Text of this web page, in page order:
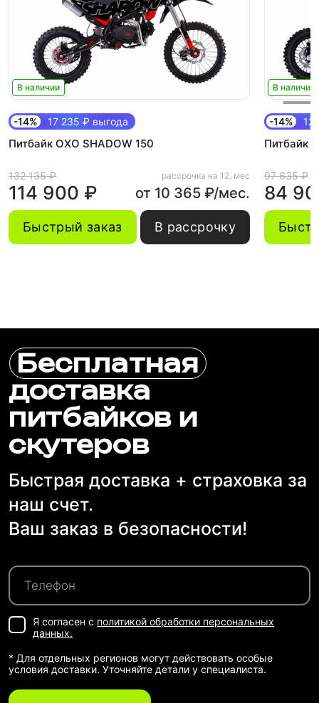
В наличии
-14% 17 235 ₽ выгода
Питбайк OXO SHADOW 150
132 135 ₽
114 900 ₽
рассрочка на 12. мес
от 10 365 ₽/мес.
Быстрый заказ В рассрочку
В наличии
-14% 12
Питбайк
97 635 ₽
84
Бесплатная
доставка
питбайков и
скутеров
Быстрая доставка + страховка за
наш счет.
Ваш заказ в безопасности!
Я согласен с политикой обработки персональных
данных.
* Для отдельных регионов могут действовать особые
условия доставки. Уточняйте детали у специалиста.